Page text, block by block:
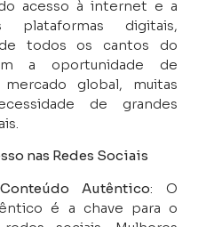
acesso à internet e a
plataformas digitais,
de todos os cantos do
a oportunidade de
global, muitas
de grandes
nas Redes Sociais
Autêntico: O
é a chave para o